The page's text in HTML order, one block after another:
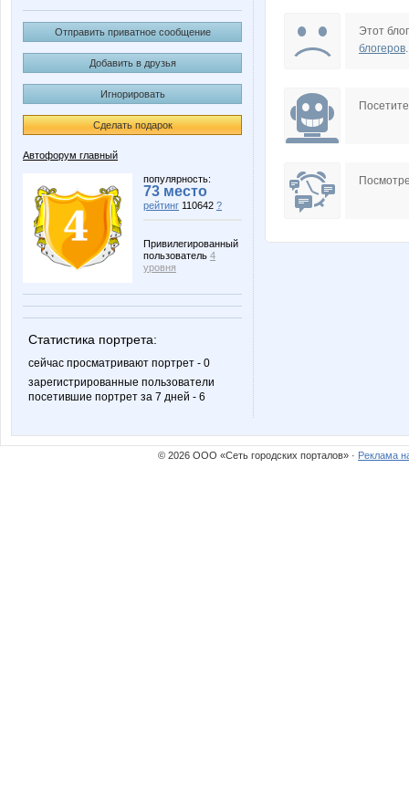
Отправить приватное сообщение
Добавить в друзья
Игнорировать
Сделать подарок
Автофорум главный
популярность:
73 место
рейтинг 110642 ?
Привилегированный
пользователь 4
уровня
Статистика портрета:
сейчас просматривают портрет - 0
зарегистрированные пользователи
посетившие портрет за 7 дней - 6
ElmiraS
IFLEUR IVK
Этот
блогеров.
© 2026 ООО «Сеть городских порталов» · Реклама